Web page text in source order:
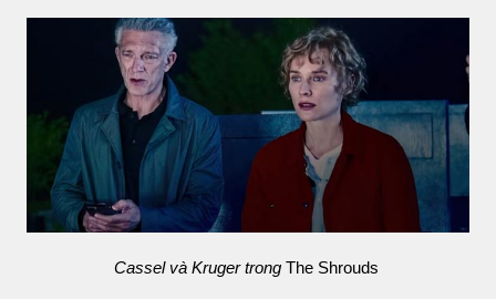
Cassel và Kruger trongThe Shrouds